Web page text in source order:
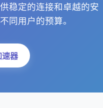
稳定的连接和卓越的安
同用户的预算。
速器